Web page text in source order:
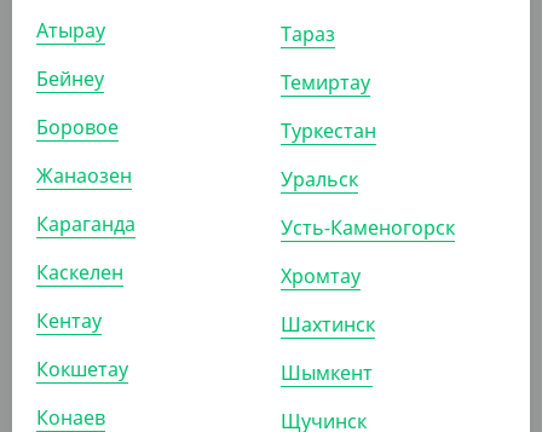
Cтакан бумажный 400 мл, красный, однослойный, d 90
995
(19.90₸
Атырау
Бейнеу
Боровое
Жанаозен
Караганда
Каскелен
Кентау
Кокшетау
Конаев
Тараз
Темиртау
Туркестан
Уральск
Усть-Каменогорск
Хромтау
Шахтинск
Шымкент
Щучинск